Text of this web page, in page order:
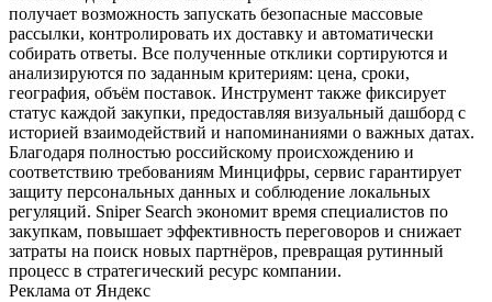
получает возможность запускать безопасные массовые
рассылки, контролировать их доставку и автоматически
собирать ответы. Все полученные отклики сортируются и
анализируются по заданным критериям: цена, сроки,
география, объём поставок. Инструмент также фиксирует
статус каждой закупки, предоставляя визуальный дашборд с
историей взаимодействий и напоминаниями о важных датах.
Благодаря полностью российскому происхождению и
соответствию требованиям Минцифры, сервис гарантирует
защиту персональных данных и соблюдение локальных
регуляций. Sniper Search экономит время специалистов по
закупкам, повышает эффективность переговоров и снижает
затраты на поиск новых партнёров, превращая рутинный
процесс в стратегический ресурс компании.
Реклама от Яндекс